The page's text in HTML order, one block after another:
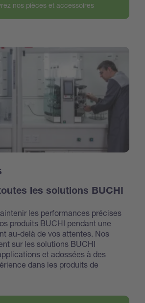
nos pièces et accessoires
les solutions BUCHI
les performances précises
produits BUCHI pendant une
au-delà de vos attentes. Nos
sur les solutions BUCHI
et adossées à des
dans les produits de